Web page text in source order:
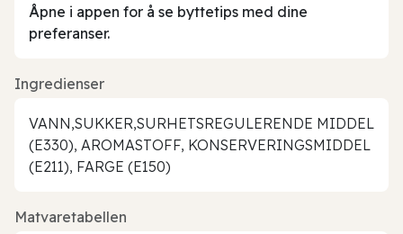
Åpne i appen for å se byttetips med dine
preferanser.
Ingredienser
VANN,SUKKER,SURHETSREGULERENDE MIDDEL
(E330), AROMASTOFF, KONSERVERINGSMIDDEL
(E211), FARGE (E150)
Matvaretabellen